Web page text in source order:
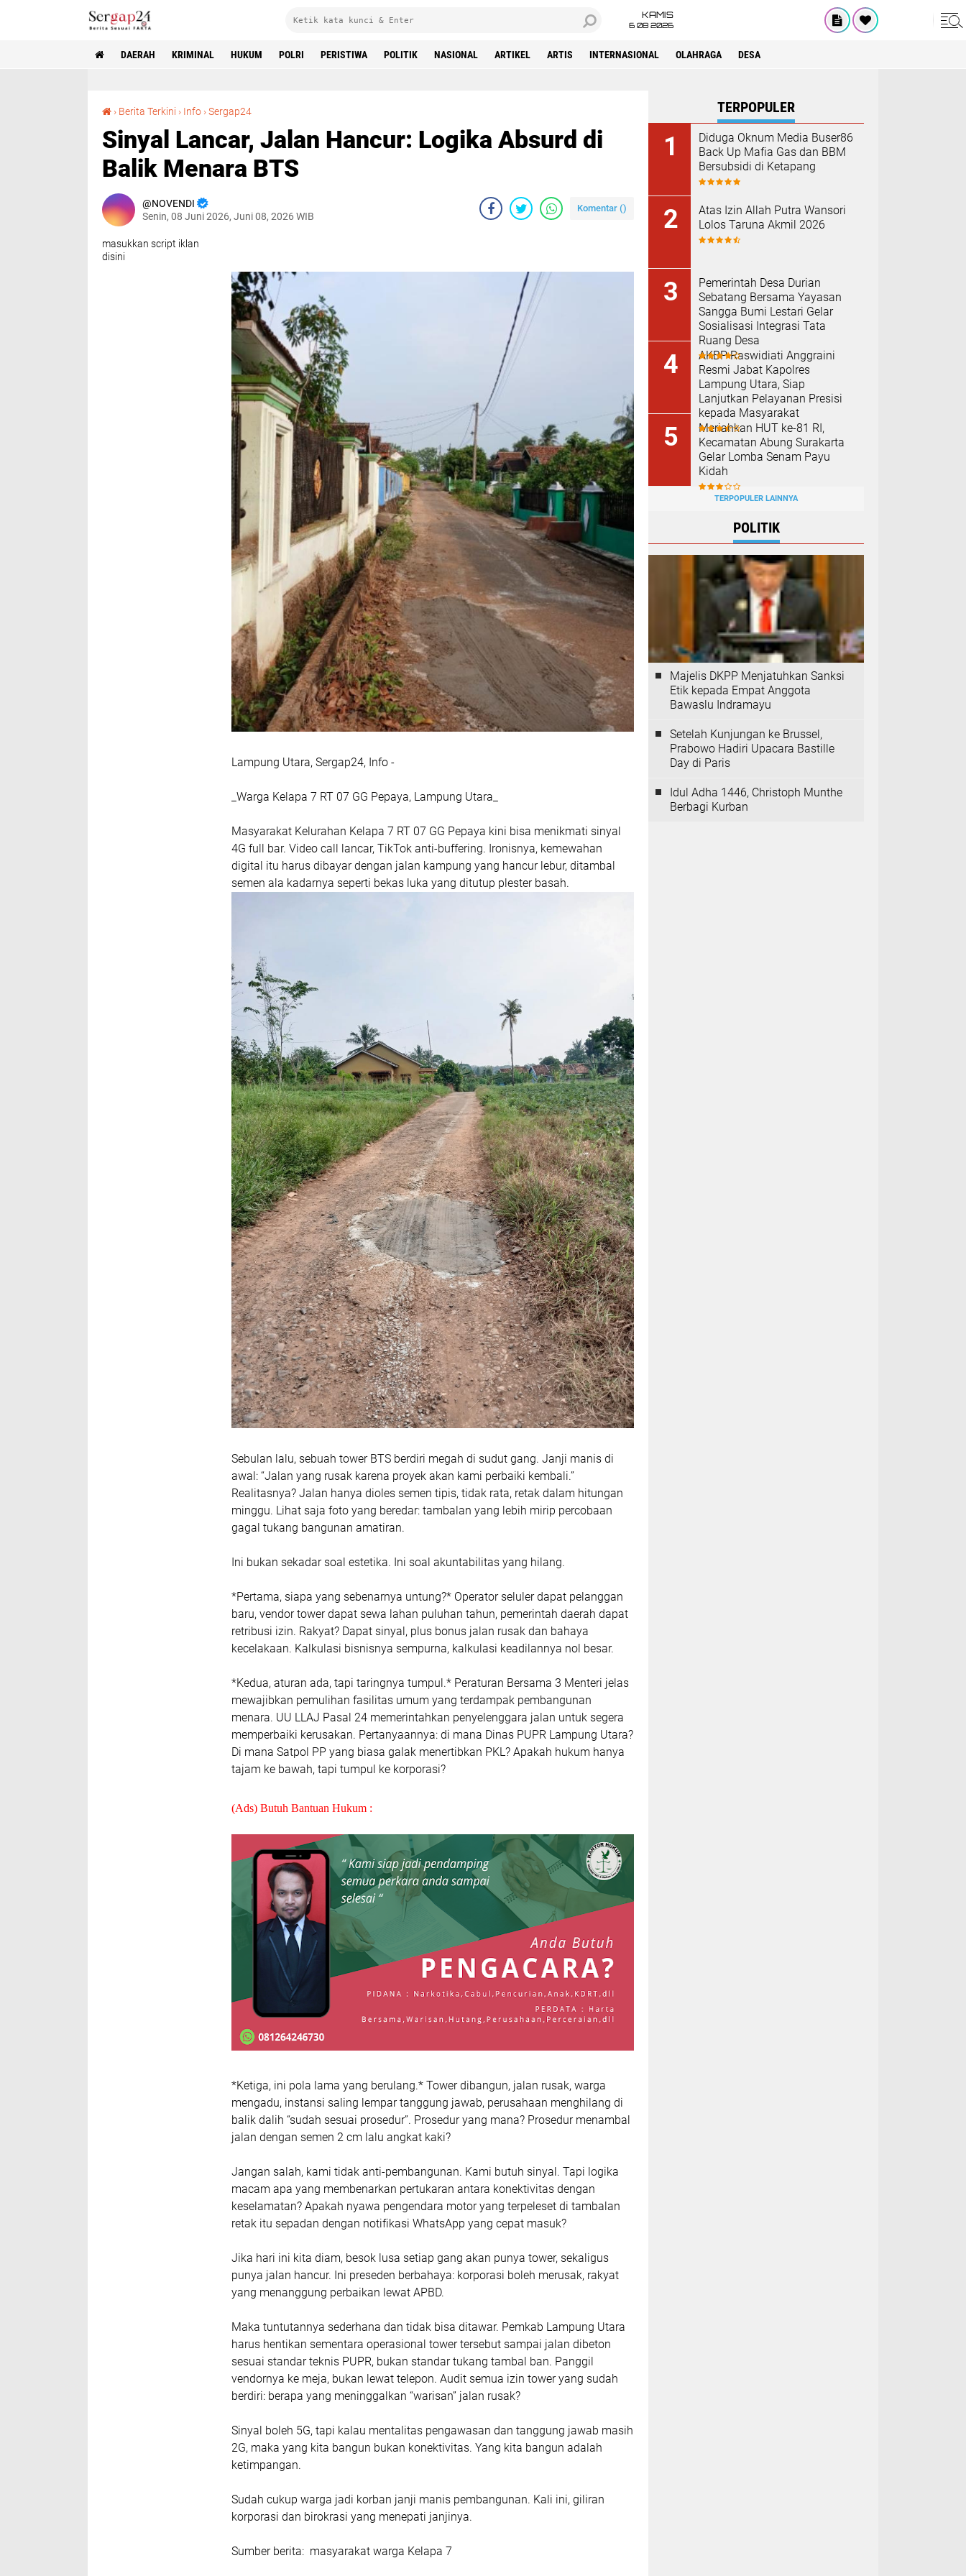
KAMIS
6 08 2026
DAERAH KRIMINAL HUKUM POLRI PERISTIWA POLITIK NASIONAL ARTIKEL ARTIS INTERNASIONAL OLAHRAGA DESA
› Berita Terkini › Info ›Sergap24
Sinyal Lancar, Jalan Hancur: Logika Absurd di
Balik Menara BTS
NOVENDI
Senin, 08 Juni 2026, Juni 08, 2026 WIB
Komentar ()
masukkan script iklan
disini
Lampung Utara, Sergap24, Info -
_Warga Kelapa 7 RT 07 GG Pepaya, Lampung Utara_
Masyarakat Kelurahan Kelapa 7 RT 07 GG Pepaya kini bisa menikmati sinyal
4G full bar. Video call lancar, TikTok anti-buffering. Ironisnya, kemewahan
digital itu harus dibayar dengan jalan kampung yang hancur lebur, ditambal
semen ala kadarnya seperti bekas luka yang ditutup plester basah.
Sebulan lalu, sebuah tower BTS berdiri megah di sudut gang. Janji manis di
awal: “Jalan yang rusak karena proyek akan kami perbaiki kembali.”
Realitasnya? Jalan hanya dioles semen tipis, tidak rata, retak dalam hitungan
minggu. Lihat saja foto yang beredar: tambalan yang lebih mirip percobaan
gagal tukang bangunan amatiran.
Ini bukan sekadar soal estetika. Ini soal akuntabilitas yang hilang.
*Pertama, siapa yang sebenarnya untung?* Operator seluler dapat pelanggan
baru, vendor tower dapat sewa lahan puluhan tahun, pemerintah daerah dapat
retribusi izin. Rakyat? Dapat sinyal, plus bonus jalan rusak dan bahaya
kecelakaan. Kalkulasi bisnisnya sempurna, kalkulasi keadilannya nol besar.
*Kedua, aturan ada, tapi taringnya tumpul.* Peraturan Bersama 3 Menteri jelas
mewajibkan pemulihan fasilitas umum yang terdampak pembangunan
menara. UU LLAJ Pasal 24 memerintahkan penyelenggara jalan untuk segera
memperbaiki kerusakan. Pertanyaannya: di mana Dinas PUPR Lampung Utara?
Di mana Satpol PP yang biasa galak menertibkan PKL? Apakah hukum hanya
tajam ke bawah, tapi tumpul ke korporasi?
(Ads) Butuh Bantuan Hukum :
*Ketiga, ini pola lama yang berulang.* Tower dibangun, jalan rusak, warga
mengadu, instansi saling lempar tanggung jawab, perusahaan menghilang di
balik dalih “sudah sesuai prosedur”. Prosedur yang mana? Prosedur menambal
jalan dengan semen 2 cm lalu angkat kaki?
Jangan salah, kami tidak anti-pembangunan. Kami butuh sinyal. Tapi logika
macam apa yang membenarkan pertukaran antara konektivitas dengan
keselamatan? Apakah nyawa pengendara motor yang terpeleset di tambalan
retak itu sepadan dengan notifikasi WhatsApp yang cepat masuk?
Jika hari ini kita diam, besok lusa setiap gang akan punya tower, sekaligus
punya jalan hancur. Ini preseden berbahaya: korporasi boleh merusak, rakyat
yang menanggung perbaikan lewat APBD.
Maka tuntutannya sederhana dan tidak bisa ditawar. Pemkab Lampung Utara
harus hentikan sementara operasional tower tersebut sampai jalan dibeton
sesuai standar teknis PUPR, bukan standar tukang tambal ban. Panggil
vendornya ke meja, bukan lewat telepon. Audit semua izin tower yang sudah
berdiri: berapa yang meninggalkan “warisan” jalan rusak?
Sinyal boleh 5G, tapi kalau mentalitas pengawasan dan tanggung jawab masih
2G, maka yang kita bangun bukan konektivitas. Yang kita bangun adalah
ketimpangan.
Sudah cukup warga jadi korban janji manis pembangunan. Kali ini, giliran
korporasi dan birokrasi yang menepati janjinya.
Sumber berita: masyarakat warga Kelapa 7
TERPOPULER
Diduga Oknum Media Buser86
Back Up Mafia Gas dan BBM
Bersubsidi di Ketapang
Atas Izin Allah Putra Wansori
Lolos Taruna Akmil 2026
Pemerintah Desa Durian
Sebatang Bersama Yayasan
Sangga Bumi Lestari Gelar
Sosialisasi Integrasi Tata
Ruang Desa
AKBP Raswidiati Anggraini
Resmi Jabat Kapolres
Lampung Utara, Siap
Lanjutkan Pelayanan Presisi
kepada Masyarakat
Meriahkan HUT ke-81 RI,
Kecamatan Abung Surakarta
Gelar Lomba Senam Payu
Kidah
TERPOPULER LAINNYA
POLITIK
Majelis DKPP Menjatuhkan Sanksi
Etik kepada Empat Anggota
Bawaslu Indramayu
Setelah Kunjungan ke Brussel,
Prabowo Hadiri Upacara Bastille
Day di Paris
Idul Adha 1446, Christoph Munthe
Berbagi Kurban